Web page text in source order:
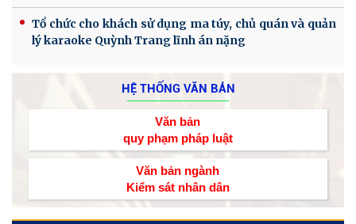
Tổ chức cho khách sử dụng ma túy, chủ quán và quản
lý karaoke Quỳnh Trang lĩnh án nặng
HỆ THỐNG VĂN BẢN
Văn bản
quy phạm pháp luật
Văn bản ngành
Kiểm sát nhân dân